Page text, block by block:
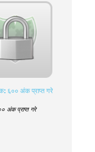
६०० अंक प्राप्त गरे
अंक प्राप्त गरे